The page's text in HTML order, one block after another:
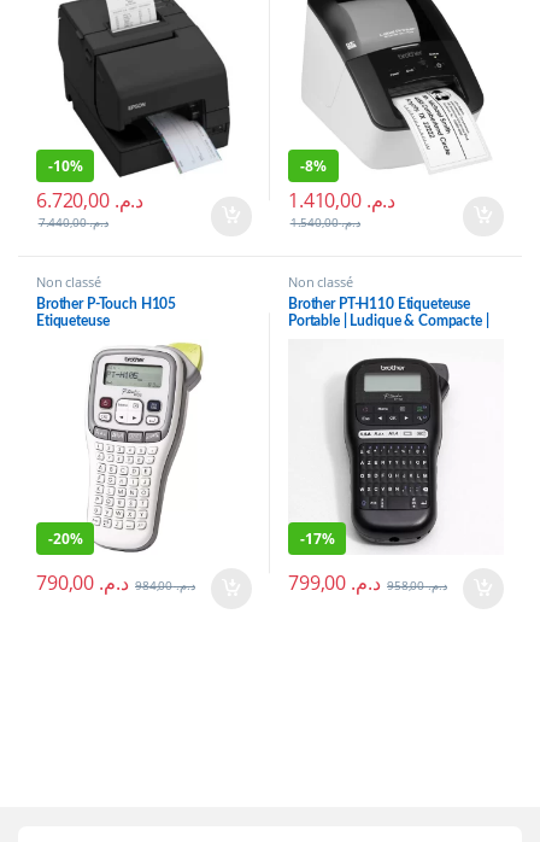
-10%
د.م. 6.720,00
د.م.7.440,00
-8%
د.م. 1.410,00
د.م.1.540,00
Non classé
Brother P-Touch H105
Etiqueteuse
-20%
د.م. د.م.984,00
Non classé
Brother PT-H110 Etiqueteuse
Portable | Ludique & Compacte |
Bureau | Livrée avec 1 Ruban Tze
Noir/Blanc 12mm
-17%
د.م. د.م.958,00